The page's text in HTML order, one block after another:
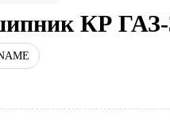
КР ГАЗ-